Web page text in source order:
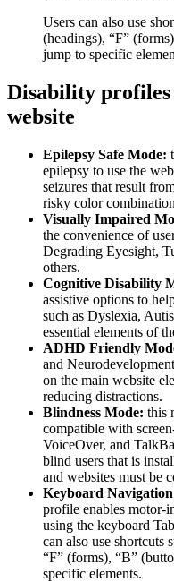
Users can also use
(headings), “F”
jump to specific
Disability
website
Epilepsy Safe Mode:
epilepsy to use the
seizures that result
risky color
Visually Impaired
the convenience of
Degrading Eyesight,
others.
Cognitive Disability
assistive options to
such as Dyslexia,
essential elements of
ADHD Friendly
and
on the main website
reducing distractions.
Blindness Mode: this
compatible with
VoiceOver, and
blind users that is
and websites must be
Keyboard
profile enables motor-
using the keyboard
can also use shortcuts
“F” (forms), “B”
specific elements.